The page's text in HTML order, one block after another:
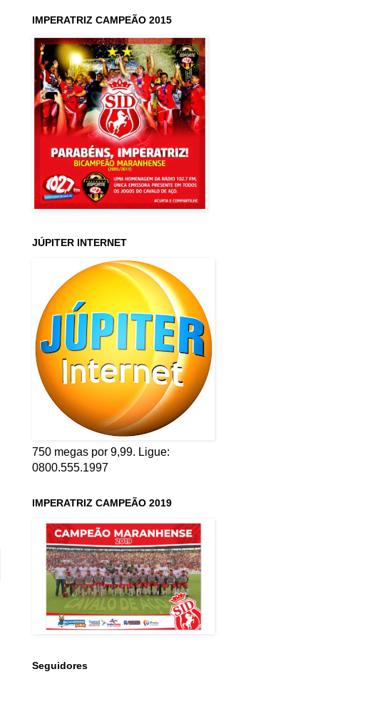
IMPERATRIZ CAMPEÃO 2015
JÚPITER INTERNET
750 megas por 9,99. Ligue:
0800.555.1997
IMPERATRIZ CAMPEÃO 2019
Seguidores